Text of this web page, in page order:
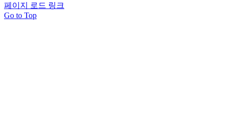
페이지 로드 링크
Go to Top